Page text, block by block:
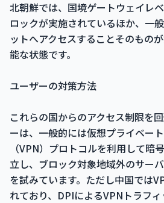
北朝鮮では、国境ゲートウェイレ
ロックが実施されているほか、一
ットへアクセスすることそのもの
能な状態です。
ユーザーの対策方法
これらの国からのアクセス制限を
ーは、一般的には仮想プライベー
（VPN）プロトコルを利用して暗
立し、ブロック対象地域外のサー
を試みています。ただし中国では
れており、DPIによるVPNトラフ